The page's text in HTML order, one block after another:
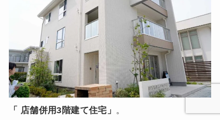
「 店舗併用3階建て住宅」 。